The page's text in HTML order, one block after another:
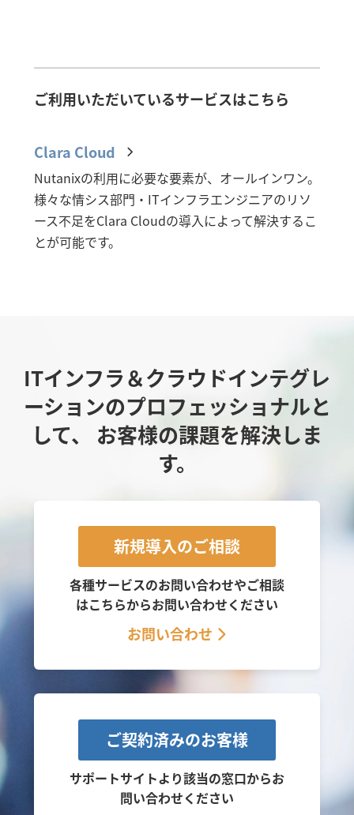
ご利用いただいているサービスはこちら
Clara Cloud
Nutanixの利用に必要な要素が、オールインワン。
様々な情シス部門・ITインフラエンジニアのリソ
ース不足をClara Cloudの導入によって解決するこ
とが可能です。
ITインフラ＆クラウドインテグレ
ーションのプロフェッショナルと
して、
お客様の課題を解決しま
す。
新規導入のご相談
各種サービスのお問い合わせやご相談
はこちらからお問い合わせください
お問い合わせ
ご契約済みのお客様
サポートサイトより該当の窓口からお
問い合わせください